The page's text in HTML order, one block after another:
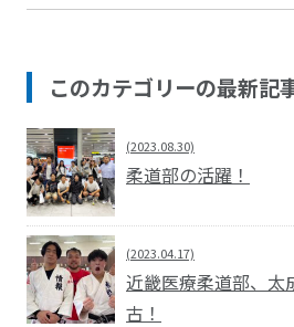
このカテゴリーの最新記
(2023.08.30)
柔道部の活躍！
(2023.04.17)
近畿医療柔道部、太
古！